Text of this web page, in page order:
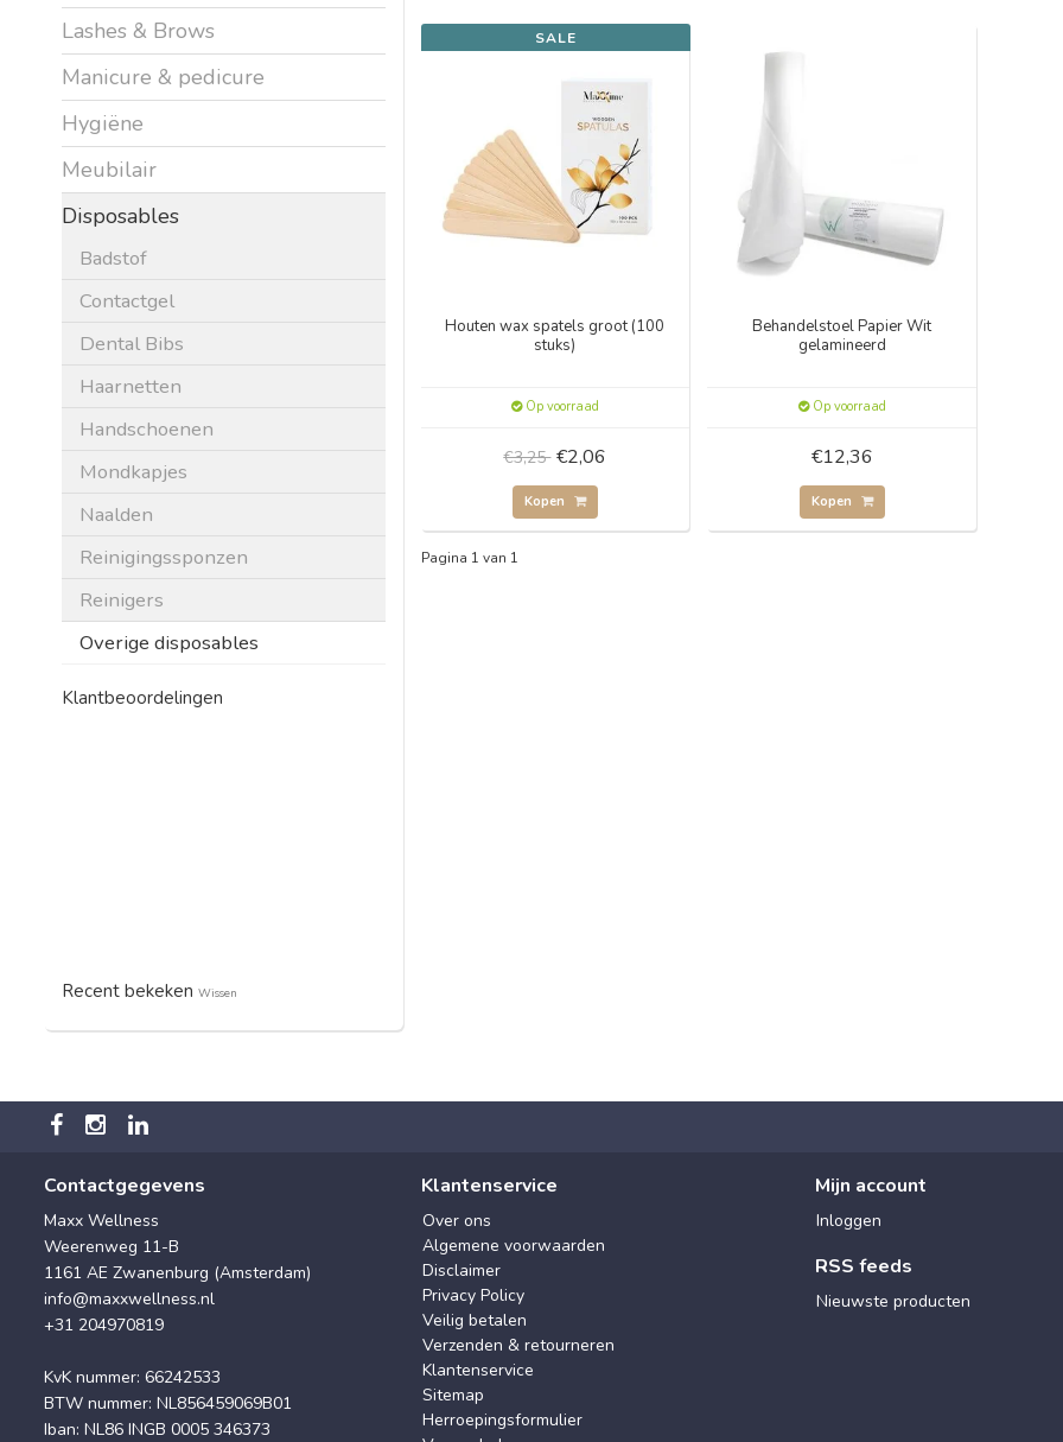
Lashes & Brows
Manicure & pedicure
Hygiëne
Meubilair
Disposables
Badstof
Contactgel
Dental Bibs
Haarnetten
Handschoenen
Mondkapjes
Naalden
Reinigingssponzen
Reinigers
Overige disposables
Klantbeoordelingen
Recent bekeken Wissen
SALE
Houten wax spatels groot (100
stuks)
Op voorraad
€3,25 €2,06
Kopen
Behandelstoel Papier Wit
gelamineerd
Op voorraad
€12,36
Kopen
Pagina 1 van 1
Contactgegevens
Maxx Wellness
Weerenweg 11-B
1161 AE Zwanenburg (Amsterdam)
info@maxxwellness.nl
+31 204970819
KvK nummer: 66242533
BTW nummer: NL856459069B01
Iban: NL86 INGB 0005 346373
Klantenservice
Over ons
Algemene voorwaarden
Disclaimer
Privacy Policy
Veilig betalen
Verzenden & retourneren
Klantenservice
Sitemap
Herroepingsformulier
Mijn account
Inloggen
RSS feeds
Nieuwste producten